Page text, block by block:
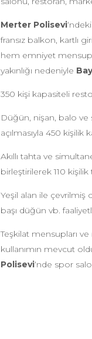
Merter Polisevi
fransız balkon, kartlı
hem emniyet
yakınlığı nedeniyle
350 kişi kapasiteli
Düğün, nişan, balo ve
açılmasıyla 450
Akıllı tahta ve
birleştirilerek 110 kişilik
Yeşil alan ile çevrilmiş
başı düğün vb.
Teşkilat mensupları
kullanımın mevcut
Polisevi‘nde spor